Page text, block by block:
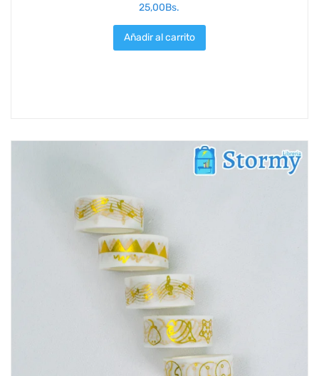
25,00Bs.
Añadir al carrito